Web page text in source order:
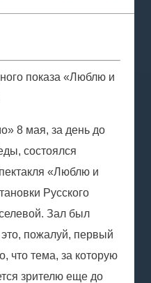
показа «Люблю и
8 мая, за день до
состоялся
«Люблю и
Русского
Зал был
пожалуй, первый
что тема, за которую
зрителю еще до